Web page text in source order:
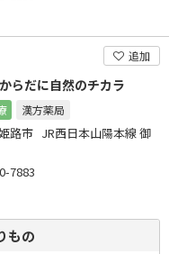
追加
らだに自然のチカラ
漢方薬局
路市 JR西日本山陽本線 御
7883
もの